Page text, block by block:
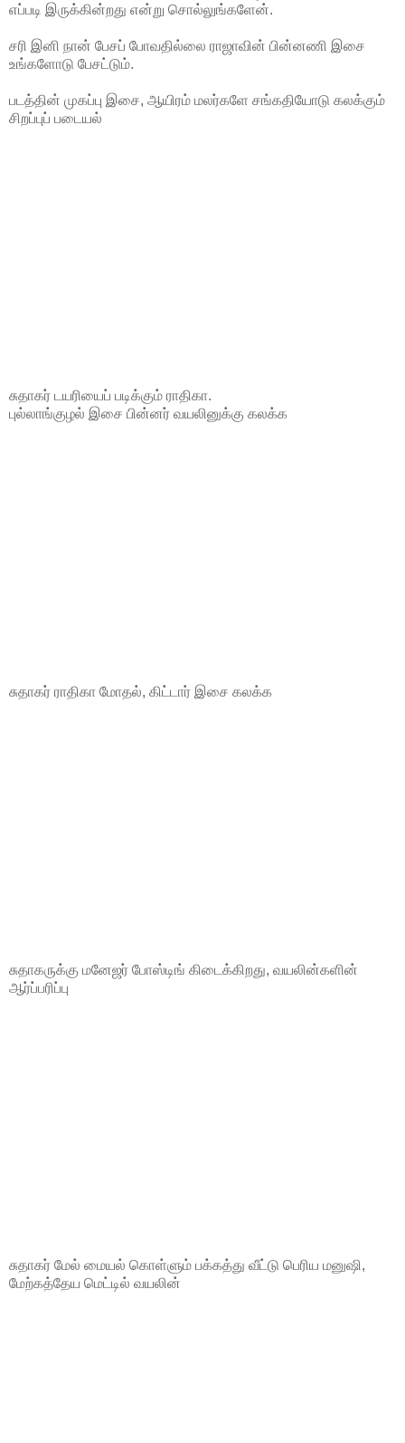
எப்படி இருக்கின்றது என்று சொல்லுங்களேன்.
சரி இனி நான் பேசப் போவதில்லை ராஜாவின் பின்னணி இசை
உங்களோடு பேசட்டும்.
படத்தின் முகப்பு இசை, ஆயிரம் மலர்களே சங்கதியோடு கலக்கும்
சிறப்புப் படையல்
சுதாகர் டயரியைப் படிக்கும் ராதிகா.
புல்லாங்குழல் இசை பின்னர் வயலினுக்கு கலக்க
சுதாகர் ராதிகா மோதல், கிட்டார் இசை கலக்க
சுதாகருக்கு மனேஜர் போஸ்டிங் கிடைக்கிறது, வயலின்களின்
ஆர்ப்பரிப்பு
சுதாகர் மேல் மையல் கொள்ளும் பக்கத்து வீட்டு பெரிய மனுஷி,
மேற்கத்தேய மெட்டில் வயலின்